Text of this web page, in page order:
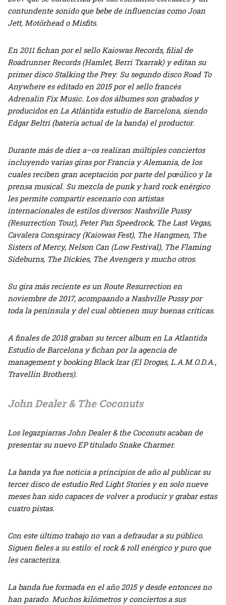
contundente sonido que bebe de influencias como Joan
Jett, Motörhead o Misfits.
En 2011 fichan por el sello Kaiowas Records, filial de
Roadrunner Records (Hamlet, Berri Txarrak) y editan su
primer disco Stalking the Prey. Su segundo disco Road To
Anywhere es editado en 2015 por el sello francés
Adrenalin Fix Music. Los dos álbumes son grabados y
producidos en La Atlántida estudio de Barcelona, siendo
Edgar Beltri (batería actual de la banda) el productor.
Durante más de diez a–os realizan múltiples conciertos
incluyendo varias giras por Francia y Alemania, de los
cuales reciben gran aceptación por parte del pœúlico y la
prensa musical. Su mezcla de punk y hard rock enérgico
les permite compartir escenario con artistas
internacionales de estilos diversos: Nashville Pussy
(Resurrection Tour), Peter Pan Speedrock, The Last Vegas,
Cavalera Conspiracy (Kaiowas Fest), The Hangmen, The
Sisters of Mercy, Nelson Can (Low Festival), The Flaming
Sideburns, The Dickies, The Avengers y mucho otros.
Su gira más reciente es un Route Resurrection en
noviembre de 2017, acompaando a Nashville Pussy por
toda la península y del cual obtienen muy buenas críticas.
A finales de 2018 graban su tercer album en La Atlantida
Estudio de Barcelona y fichan por la agencia de
management y booking Black Izar (El Drogas, L.A.M.O.D.A.,
Travellin Brothers).
John Dealer & The Coconuts
Los legazpiarras John Dealer & the Coconuts acaban de
presentar su nuevo EP titulado Snake Charmer.
La banda ya fue noticia a principios de año al publicar su
tercer disco de estudio Red Light Stories y en solo nueve
meses han sido capaces de volver a producir y grabar estas
cuatro pistas.
Con este último trabajo no van a defraudar a su público.
Siguen fieles a su estilo: el rock & roll enérgico y puro que
les caracteriza.
La banda fue formada en el año 2015 y desde entonces no
han parado. Muchos kilómetros y conciertos a sus